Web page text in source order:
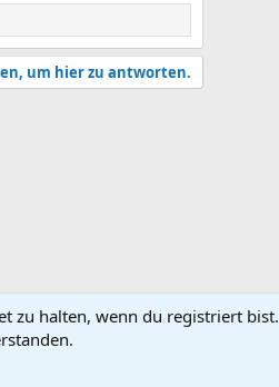
um hier zu antworten.
zu halten, wenn du registriert bist.